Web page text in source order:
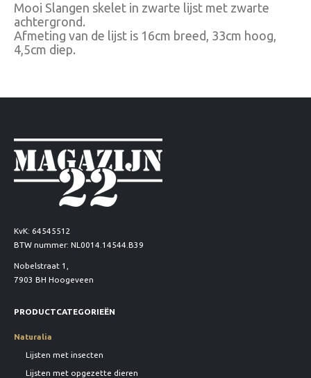
Mooi Slangen skelet in zwarte lijst met zwarte
achtergrond.
Afmeting van de lijst is 16cm breed, 33cm hoog,
4,5cm diep.
KvK: 64545512
BTW nummer: NL0014.14544.B39
Nobelstraat 1,
7903 BH Hoogeveen
PRODUCTCATEGORIEËN
Naturalia
Lijsten met insecten
Lijsten met opgezette dieren